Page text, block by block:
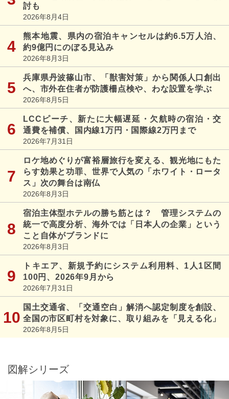
討も
2026年8月4日
熊本地震、県内の宿泊キャンセルは約6.5万人泊、
約9億円にのぼる見込み
2026年8月3日
兵庫県丹波篠山市、「獣害対策」から関係人口創出
へ、市外在住者が防護柵点検や、わな設置を学ぶ
2026年8月5日
LCCピーチ、新たに大幅遅延・欠航時の宿泊・交
通費を補償、国内線1万円・国際線2万円まで
2026年7月31日
ロケ地めぐりが富裕層旅行を変える、観光地にもた
らす効果と功罪、世界で人気の「ホワイト・ロータ
ス」次の舞台は南仏
2026年8月3日
宿泊主体型ホテルの勝ち筋とは？ 管理システムの
統一で高度分析、海外では「日本人の企業」という
こと自体がブランドに
2026年8月3日
トキエア、新規予約にシステム利用料、1人1区間
100円、2026年9月から
2026年7月31日
国土交通省、「交通空白」解消へ認定制度を創設、
全国の市区町村を対象に、取り組みを「見える化」
2026年8月5日
図解シリーズ